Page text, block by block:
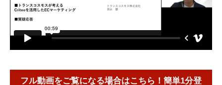
フル動画をご覧になる場合はこちら！簡単1分登